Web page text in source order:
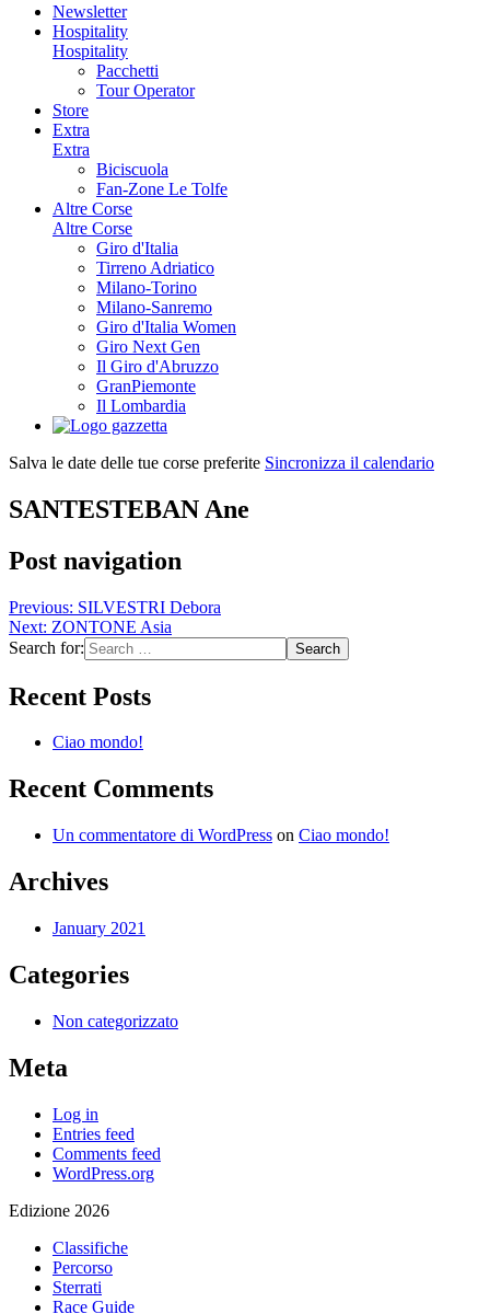
Newsletter
Hospitality
Hospitality
Pacchetti
Tour Operator
Store
Extra
Extra
Biciscuola
Fan-Zone Le Tolfe
Altre Corse
Altre Corse
Giro d'Italia
Tirreno Adriatico
Milano-Torino
Milano-Sanremo
Giro d'Italia Women
Giro Next Gen
Il Giro d'Abruzzo
GranPiemonte
Il Lombardia
Salva le date delle tue corse preferite Sincronizza il calendario
SANTESTEBAN Ane
Post navigation
Previous: SILVESTRI Debora
Next: ZONTONE Asia
Search for:
Recent Posts
Ciao mondo!
Recent Comments
Un commentatore di WordPress on Ciao mondo!
Archives
January 2021
Categories
Non categorizzato
Meta
Log in
Entries feed
Comments feed
WordPress.org
Edizione 2026
Classifiche
Percorso
Sterrati
Race Guide